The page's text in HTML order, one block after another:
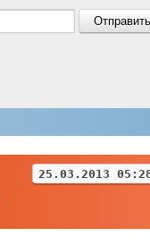
25.03.2013